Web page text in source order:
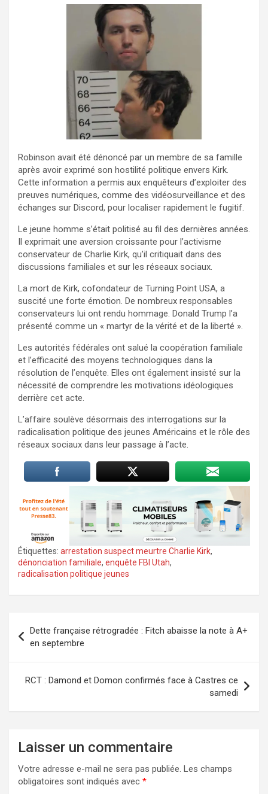
Robinson avait été dénoncé par un membre de sa famille
après avoir exprimé son hostilité politique envers Kirk.
Cette information a permis aux enquêteurs d’exploiter des
preuves numériques, comme des vidéosurveillance et des
échanges sur Discord, pour localiser rapidement le fugitif.
Le jeune homme s’était politisé au fil des dernières années.
Il exprimait une aversion croissante pour l’activisme
conservateur de Charlie Kirk, qu’il critiquait dans des
discussions familiales et sur les réseaux sociaux.
La mort de Kirk, cofondateur de Turning Point USA, a
suscité une forte émotion. De nombreux responsables
conservateurs lui ont rendu hommage. Donald Trump l’a
présenté comme un « martyr de la vérité et de la liberté ».
Les autorités fédérales ont salué la coopération familiale
et l’efficacité des moyens technologiques dans la
résolution de l’enquête. Elles ont également insisté sur la
nécessité de comprendre les motivations idéologiques
derrière cet acte.
L’affaire soulève désormais des interrogations sur la
radicalisation politique des jeunes Américains et le rôle des
réseaux sociaux dans leur passage à l’acte.
Étiquettes: arrestation suspect meurtre Charlie Kirk,
dénonciation familiale, enquête FBI Utah,
radicalisation politique jeunes
de
l’article
Dette française rétrogradée : Fitch abaisse la note à A+
en septembre
RCT : Damond et Domon confirmés face à Castres ce
samedi
Laisser un commentaire
Votre adresse e-mail ne sera pas publiée. Les champs
obligatoires sont indiqués avec *